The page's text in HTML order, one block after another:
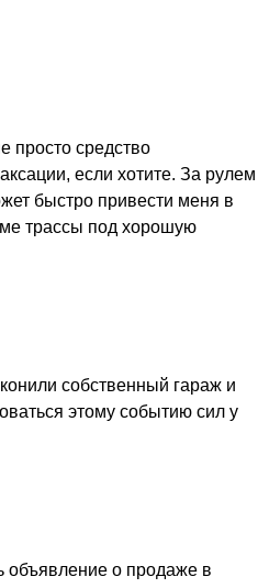
просто средство
если хотите. За рулем
быстро привести меня в
трассы под хорошую
собственный гараж и
этому событию сил у
объявление о продаже в